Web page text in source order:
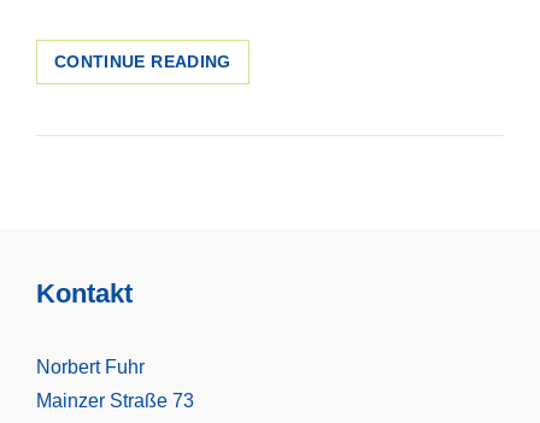
CONTINUE READING
WELT!
Kontakt
Norbert Fuhr
Mainzer Straße 73